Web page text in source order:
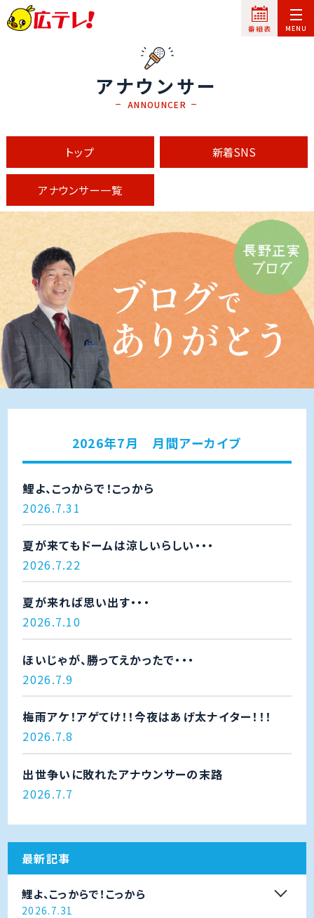
アナウンサー
ANNOUNCER
トップ 新着SNS
アナウンサー一覧
2026年7月 月間アーカイブ
鯉よ、こっからで！こっから
2026.7.31
夏が来てもドームは涼しいらしい・・・
2026.7.22
夏が来れば思い出す・・・
2026.7.10
ほいじゃが、勝ってえかったで・・・
2026.7.9
梅雨アケ！アゲてけ！！今夜はあげ太ナイター！！！
2026.7.8
出世争いに敗れたアナウンサーの末路
2026.7.7
最新記事
鯉よ、こっからで！こっから
2026.7.31